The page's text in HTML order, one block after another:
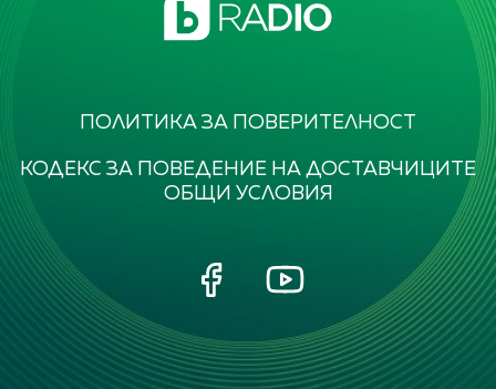
ПОЛИТИКА ЗА ПОВЕРИТЕЛНОСТ
КОДЕКС ЗА ПОВЕДЕНИЕ НА ДОСТАВЧИЦИТЕ
ОБЩИ УСЛОВИЯ